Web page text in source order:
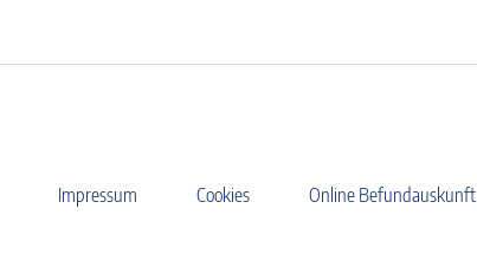
Impressum Cookies Online Befundauskunft